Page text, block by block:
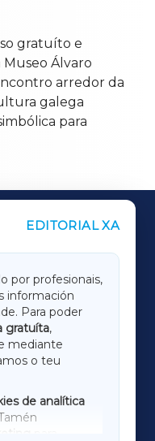
gratuíto e
Álvaro
arredor da
galega
para
EDITORIAL XA
por profesionais,
información
Para poder
gratuíta,
mediante
o teu
de analítica